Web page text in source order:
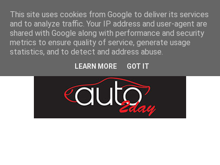
This site uses cookies from Google to deliver its services
and to analyze traffic. Your IP address and user-agent are
shared with Google along with performance and security
metrics to ensure quality of service, generate usage
statistics, and to detect and address abuse.
LEARN MORE GOT IT